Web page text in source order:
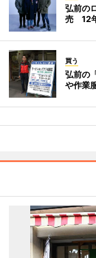
弘前の
売 12
買う
弘前の
や作業